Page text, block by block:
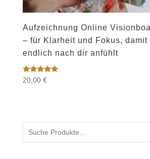
Aufzeichnung Online
– für Klarheit und Fokus, damit
endlich nach dir anfühlt
Bewertet
mit
20,00 €